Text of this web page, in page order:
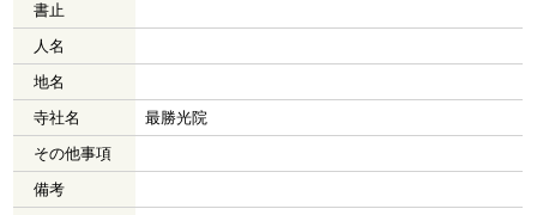
書止
人名
地名
寺社名
最勝光院
その他事項
備考